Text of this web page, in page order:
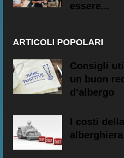
essere...
ARTICOLI POPOLARI
Consigli
un buon
d’albergo
I costi
alberghiera